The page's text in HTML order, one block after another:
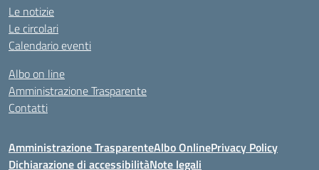
Le notizie
Le circolari
Calendario eventi
Albo on line
Amministrazione Trasparente
Contatti
Amministrazione TrasparenteAlbo OnlinePrivacy Policy
Dichiarazione di accessibilitàNote legali